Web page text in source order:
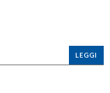
LEGGI